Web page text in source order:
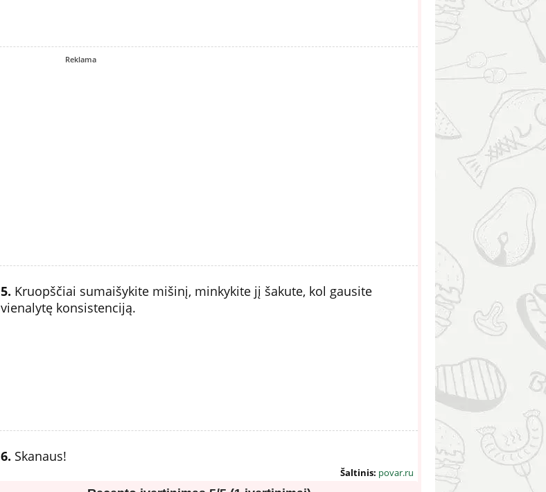
Reklama
5. Kruopščiai sumaišykite mišinį, minkykite jį šakute, kol gausite
vienalytę konsistenciją.
6. Skanaus!
Šaltinis: povar.ru